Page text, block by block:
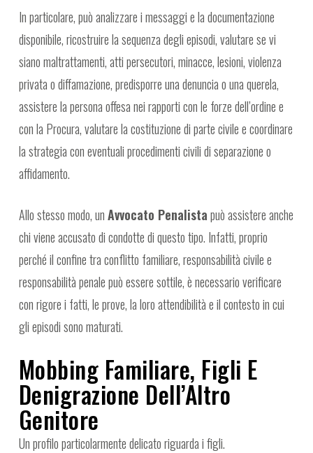
In particolare, può analizzare i messaggi e la documentazione
disponibile, ricostruire la sequenza degli episodi, valutare se vi
siano maltrattamenti, atti persecutori, minacce, lesioni, violenza
privata o diffamazione, predisporre una denuncia o una querela,
assistere la persona offesa nei rapporti con le forze dell’ordine e
con la Procura, valutare la costituzione di parte civile e coordinare
la strategia con eventuali procedimenti civili di separazione o
affidamento.
Allo stesso modo, unAvvocato Penalistapuò assistere anche
chi viene accusato di condotte di questo tipo. Infatti, proprio
perché il confine tra conflitto familiare, responsabilità civile e
responsabilità penale può essere sottile, è necessario verificare
con rigore i fatti, le prove, la loro attendibilità e il contesto in cui
gli episodi sono maturati.
Mobbing Familiare, Figli E
Denigrazione Dell’Altro
Genitore
Un profilo particolarmente delicato riguarda i figli.